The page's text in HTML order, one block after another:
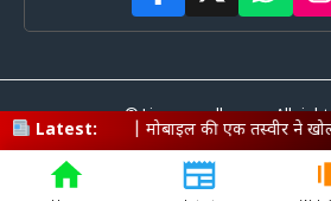
Latest:
की एक तस्वीर ने खोला राज, छापेमारी में
© Livemagadh.com • All